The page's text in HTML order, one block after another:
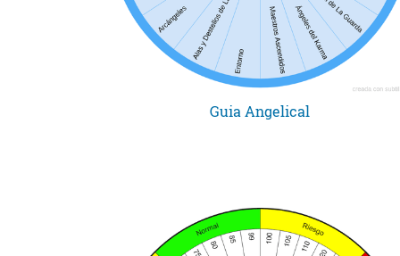
Guia Angelical